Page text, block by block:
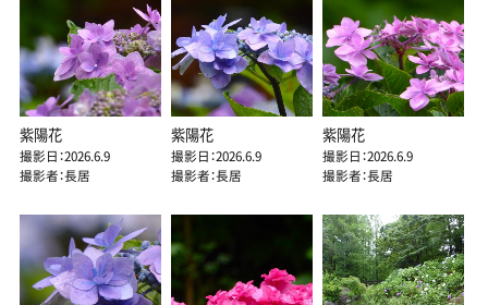
紫陽花
撮影日：2026.6.9
撮影者：長居
紫陽花
撮影日：2026.6.9
撮影者：長居
紫陽花
撮影日：2026.6.9
撮影者：長居